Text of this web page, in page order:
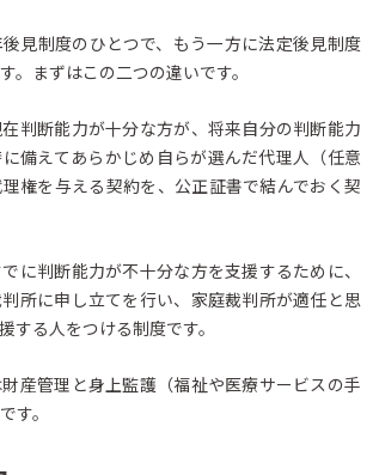
見制度のひとつで、もう一方に法定後見制度
。まずはこの二つの違いです。
判断能力が十分な方が、将来自分の判断能力
備えてあらかじめ自らが選んだ代理人（任意
権を与える契約を、公正証書で結んでおく契
に判断能力が不十分な方を支援するために、
所に申し立てを行い、家庭裁判所が適任と思
する人をつける制度です。
産管理と身上監護（福祉や医療サービスの手
す。